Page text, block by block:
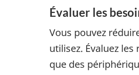
Évaluer les
Vous pouvez
utilisez. Évaluez
que des